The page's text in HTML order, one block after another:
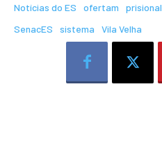
Notícias do ES
ofertam prisional
SenacES
sistema Vila Velha